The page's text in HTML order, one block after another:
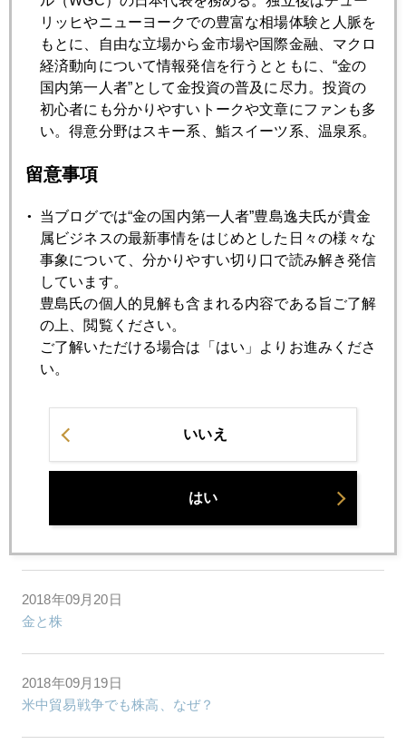
2018年
2018年09月28日
株下げたパウエル議長発言
2018年09月26日
物価安、何が悪い？
2018年09月25日
2018年09月20日
金と株
2018年09月19日
米中貿易戦争でも株高、なぜ？
リッヒやニューヨークでの豊富な相場体験と人脈を
もとに、自由な立場から金市場や国際金融、マクロ
経済動向について情報発信を行うとともに、“金の
国内第一人者”として金投資の普及に尽力。投資の
初心者にも分かりやすいトークや文章にファンも多
い。得意分野はスキー系、鮨スイーツ系、温泉系。
留意事項
当ブログでは“金の国内第一人者”豊島逸夫氏が貴金
属ビジネスの最新事情をはじめとした日々の様々な
事象について、分かりやすい切り口で読み解き発信
しています。
豊島氏の個人的見解も含まれる内容である旨ご了解
の上、閲覧ください。
ご了解いただける場合は「はい」よりお進みくださ
い。
いいえ
はい